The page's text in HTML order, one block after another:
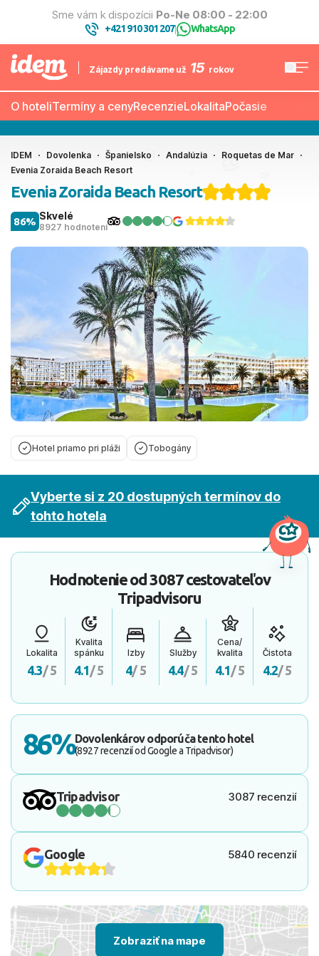
Sme vám k dispozícii Po-Ne 08:00 - 22:00
+421 910 301 207| WhatsApp
Zájazdy predávame už 15 rokov
O hoteliTermíny a cenyRecenzieLokalitaPočasie
IDEM Dovolenka Španielsko Andalúzia
Roquetas de Mar
Evenia Zoraida Beach Resort
Evenia Zoraida Beach Resort
Skvelé
8927 hodnotení
86%
Hotel priamo pri pláži Tobogány
Vyberte si z 20 dostupných termínov do
tohto hotela
Hodnotenie od3087 cestovateľov
Tripadvisoru
Lokalita
4.3/ 5
Kvalita
spánku
4.1/ 5
Izby
4/ 5
Služby
4.4/ 5
Cena/
kvalita
4.1/ 5
Čistota
4.2/ 5
86%Dovolenkárov odporúča tento hotel
(8927 recenzií od Google a Tripadvisor)
Tripadvisor 3087 recenzií
Google 5840 recenzií
Zobraziť na mape